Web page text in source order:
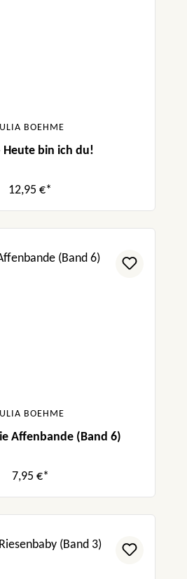
BOEHME
Heute bin ich du!
12,95 €*
BOEHME
Affenbande (Band 6)
7,95 €*